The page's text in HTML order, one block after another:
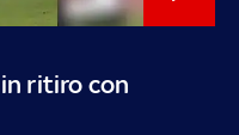
ritiro con